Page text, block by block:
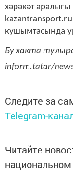
хәрәкәт
kazantransport.ru
кушымтасында
Бу хакта
inform.tatar/
Следите за
Telegram-
Читайте